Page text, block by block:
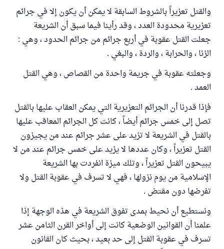
والقتل تعزيراً بالشروط السابقة لا يمكن أن يكون إلا في جرائم
تعزيرية محدودة العدد ، وقد رأينا فيما سبق أن الشريعة
جعلت القتل عقوبة في أربع جرائم من جرائم الحدود ، وهي :
الزنا ، والحرابة ، والردة ، والبغي .
وجعلته عقوبة في جريمة واحدة من القصاص ، وهي القتل
العمد .
فإذا قدرنا أن الجرائم التعزيرية التي يمكن العقاب عليها بالقتل
تصل إلى خمس جرائم أيضاً ، كانت كل الجرائم المعاقب عليها
بالقتل في الشريعة لا تزيد على عشر جرائم عند من يجيزون
القتل تعزيراً ، وكان عددها لا يزيد على خمس جرائم عند من لا
يبيحون القتل تعزيراً ، وتلك ميزة انفردت بها الشريعة
الإسلامية من يوم نزولها ، فهي لا تسرف في عقوبة القتل ولا
تفرضها دون مقتض .
ونستطيع أن نحيط بمدى تفوق الشريعة في هذه الوجهة إذا
علمنا أن القوانين الوضعية كانت إلى أواخر القرن الثامن عشر
تسرف في عقوبة القتل إلى حد بعيد ، بحيث كان القانون